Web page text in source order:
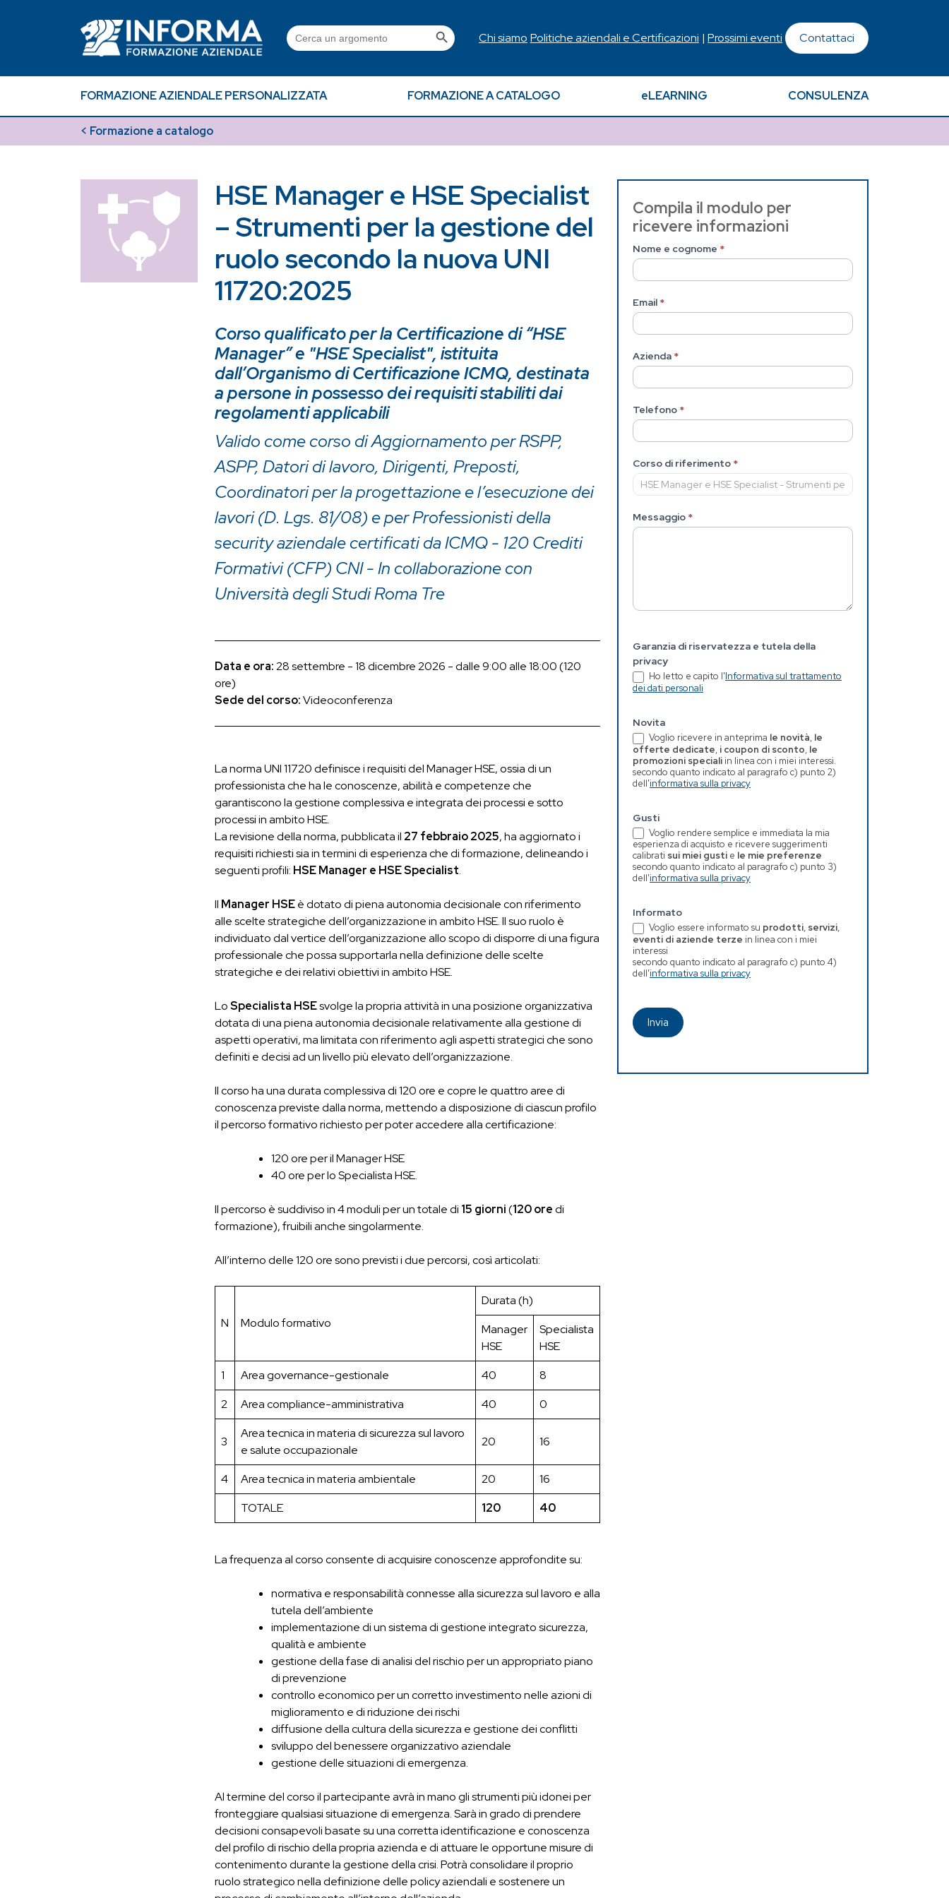
Search
for:
Search Button
Chi siamo Politiche aziendali e Certificazioni | Prossimi eventi Contattaci
FORMAZIONE AZIENDALE PERSONALIZZATA FORMAZIONE A CATALOGO eLEARNING CONSULENZA
< Formazione a catalogo
HSE Manager e HSE Specialist
– Strumenti per la gestione del
ruolo secondo la nuova UNI
11720:2025
Corso qualificato per la Certificazione di “HSE
Manager” e "HSE Specialist", istituita
dall’Organismo di Certificazione ICMQ, destinata
a persone in possesso dei requisiti stabiliti dai
regolamenti applicabili
Valido come corso di Aggiornamento per RSPP,
ASPP, Datori di lavoro, Dirigenti, Preposti,
Coordinatori per la progettazione e l’esecuzione dei
lavori (D. Lgs. 81/08) e per Professionisti della
security aziendale certificati da ICMQ - 120 Crediti
Formativi (CFP) CNI - In collaborazione con
Università degli Studi Roma Tre
Data e ora:28 settembre - 18 dicembre 2026 - dalle 9:00 alle 18:00 (120
ore)
Sede del corso:Videoconferenza
La norma UNI 11720 definisce i requisiti del Manager HSE, ossia di un
professionista che ha le conoscenze, abilità e competenze che
garantiscono la gestione complessiva e integrata dei processi e sotto
processi in ambito HSE.
La revisione della norma, pubblicata il 27 febbraio 2025, ha aggiornato i
requisiti richiesti sia in termini di esperienza che di formazione, delineando i
seguenti profili: HSE Manager e HSE Specialist.
Il Manager HSEè dotato di piena autonomia decisionale con riferimento
alle scelte strategiche dell’organizzazione in ambito HSE. Il suo ruolo è
individuato dal vertice dell’organizzazione allo scopo di disporre di una figura
professionale che possa supportarla nella definizione delle scelte
strategiche e dei relativi obiettivi in ambito HSE.
LoSpecialista HSEsvolge la propria attività in una posizione organizzativa
dotata di una piena autonomia decisionale relativamente alla gestione di
aspetti operativi, ma limitata con riferimento agli aspetti strategici che sono
definiti e decisi ad un livello più elevato dell’organizzazione.
Il corso ha una durata complessiva di 120 ore e copre le quattro aree di
conoscenza previste dalla norma, mettendo a disposizione di ciascun profilo
il percorso formativo richiesto per poter accedere alla certificazione:
120 ore per il Manager HSE
40 ore per lo Specialista HSE.
Il percorso è suddiviso in 4 moduli per un totale di 15 giorni(120 oredi
formazione), fruibili anche singolarmente.
All’interno delle 120 ore sono previsti i due percorsi, così articolati:
N Modulo formativo
Durata (h)
Manager
HSE
Specialista
HSE
1
Area governance-gestionale 40
8
2
Area compliance-amministrativa 40 0
3
Area tecnica in materia di sicurezza sul lavoro
e salute occupazionale
20 16
4 Area tecnica in materia ambientale 20
16
TOTALE
120 40
La frequenza al corso consente di acquisire conoscenze approfondite su:
normativa e responsabilità connesse alla sicurezza sul lavoro e alla
tutela dell’ambiente
implementazione di un sistema di gestione integrato sicurezza,
qualità e ambiente
gestione della fase di analisi del rischio per un appropriato piano
di prevenzione
controllo economico per un corretto investimento nelle azioni di
miglioramento e di riduzione dei rischi
diffusione della cultura della sicurezza e gestione dei conflitti
sviluppo del benessere organizzativo aziendale
gestione delle situazioni di emergenza.
Al termine del corso il partecipante avrà in mano gli strumenti più idonei per
fronteggiare qualsiasi situazione di emergenza. Sarà in grado di prendere
decisioni consapevoli basate su una corretta identificazione e conoscenza
del profilo di rischio della propria azienda e di attuare le opportune misure di
contenimento durante la gestione della crisi. Potrà consolidare il proprio
ruolo strategico nella definizione delle policy aziendali e sostenere un
Contattaci
(Pagina
interna)
Compila il modulo per
ricevere informazioni
Nome e cognome *
Email *
Azienda *
Telefono *
Corso di riferimento *
Messaggio *
Garanzia di riservatezza e tutela della
privacy
Ho letto e capito l'Informativa sul trattamento
dei dati personali
Novita
Voglio ricevere in anteprima le novità, le
offerte dedicate, i coupon di sconto, le
promozioni specialiin linea con i miei interessi.
secondo quanto indicato al paragrafo c) punto 2)
dell'informativa sulla privacy
Gusti
Voglio rendere semplice e immediata la mia
esperienza di acquisto e ricevere suggerimenti
calibrati sui miei gusti e le mie preferenze
secondo quanto indicato al paragrafo c) punto 3)
dell'informativa sulla privacy
Informato
Voglio essere informato su prodotti, servizi,
eventi di aziende terze in linea con i miei
interessi
secondo quanto indicato al paragrafo c) punto 4)
dell'informativa sulla privacy
Invia